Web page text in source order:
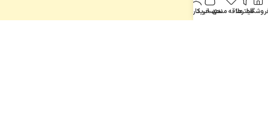
تماس با ما
فیلترهاعلاقه مندیسبد خرید
حساب کاربری من